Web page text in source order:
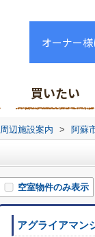
オーナー
買いたい
周辺施設案内 > 阿蘇
空室物件のみ表示
アグライアマン